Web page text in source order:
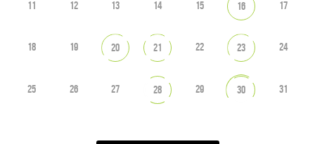
11 12 13 14 15 16 17
18 19 20 21 22 23 24
25 26 27 28 29 30 31